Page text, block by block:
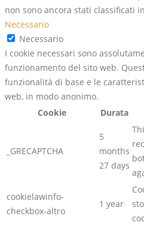
non sono ancora stati classificati
Necessario
Necessario
I cookie necessari sono
funzionamento del sito web.
funzionalità di base e le
web, in modo anonimo.
Cookie
Durata
_GRECAPTCHA
5
months
27 days
cookielawinfo-
checkbox-altro
1 year